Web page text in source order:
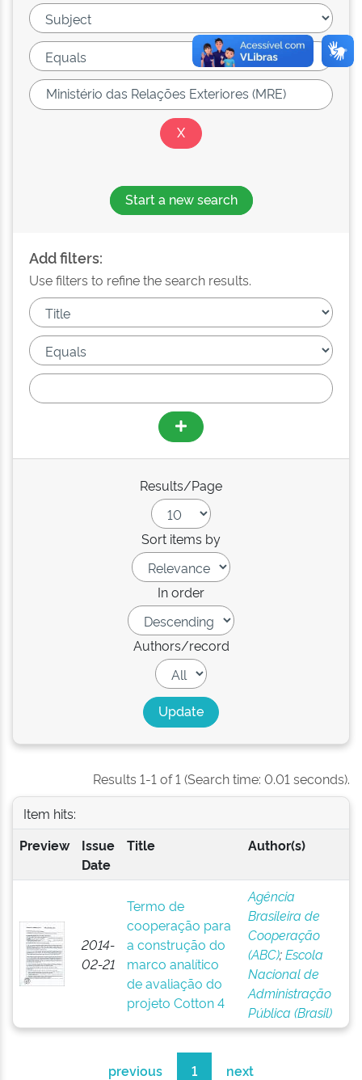
Start a new search
Add filters:
Use filters to refine the search results.
Results/Page
Sort items by
In order
Authors/record
Results 1-1 of 1 (Search time: 0.01 seconds).
Item hits:
Preview
Issue
Date
Title Author(s)
2014-
02-21
Termo de
cooperação para
a construção do
marco analítico
de avaliação do
projeto Cotton 4
Agência
Brasileira de
Cooperação
(ABC);Escola
Nacional de
Administração
Pública (Brasil)
previous 1 next